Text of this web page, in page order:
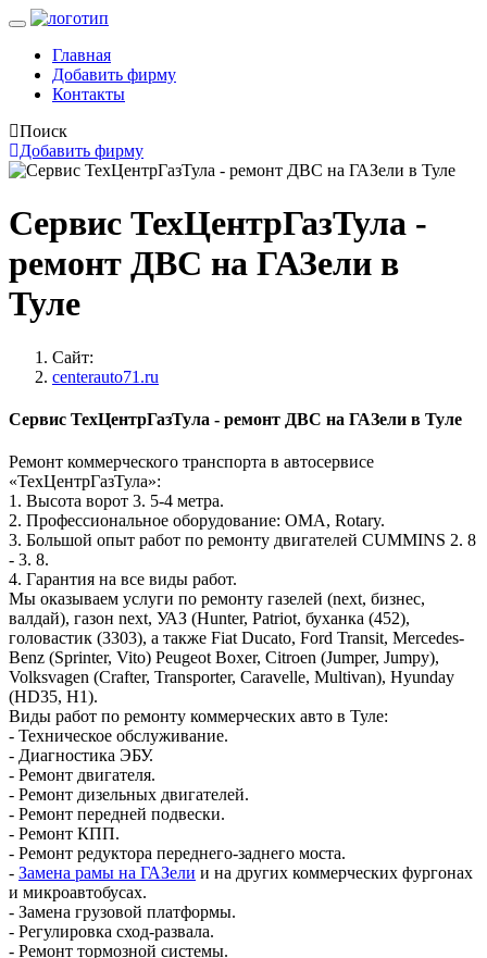
Главная
Добавить фирму
Контакты
Поиск
Добавить фирму
Сервис ТехЦентрГазТула -
ремонт ДВС на ГАЗели в
Туле
Сайт:
centerauto71.ru
Сервис ТехЦентрГазТула - ремонт ДВС на ГАЗели в Туле
Ремонт коммерческого транспорта в автосервисе
«ТехЦентрГазТула»:
1. Высота ворот 3. 5-4 метра.
2. Профессиональное оборудование: OMA, Rotary.
3. Большой опыт работ по ремонту двигателей CUMMINS 2. 8
- 3. 8.
4. Гарантия на все виды работ.
Мы оказываем услуги по ремонту газелей (next, бизнес,
валдай), газон next, УАЗ (Hunter, Patriot, буханка (452),
головастик (3303), а также Fiat Ducato, Ford Transit, Mercedes-
Benz (Sprinter, Vito) Peugeot Boxer, Citroen (Jumper, Jumpy),
Volksvagen (Crafter, Transporter, Caravelle, Multivan), Hyunday
(HD35, H1).
Виды работ по ремонту коммерческих авто в Туле:
- Техническое обслуживание.
- Диагностика ЭБУ.
- Ремонт двигателя.
- Ремонт дизельных двигателей.
- Ремонт передней подвески.
- Ремонт КПП.
- Ремонт редуктора переднего-заднего моста.
- Замена рамы на ГАЗели и на других коммерческих фургонах
и микроавтобусах.
- Замена грузовой платформы.
- Регулировка сход-развала.
- Ремонт тормозной системы.